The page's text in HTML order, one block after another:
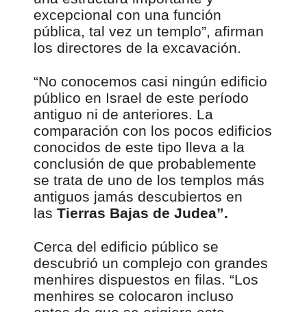
excepcional con una función
pública, tal vez un templo”, afirman
los directores de la excavación.
“No conocemos casi ningún edificio
público en Israel de este período
antiguo ni de anteriores. La
comparación con los pocos edificios
conocidos de este tipo lleva a la
conclusión de que probablemente
se trata de uno de los templos más
antiguos jamás descubiertos en
las Tierras Bajas de Judea”.
Cerca del edificio público se
descubrió un complejo con grandes
menhires dispuestos en filas. “Los
menhires se colocaron incluso